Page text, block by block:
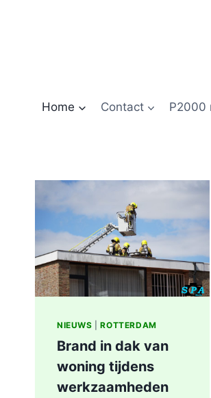
Home Contact P2000
NIEUWS |ROTTERDAM
Brand in dak van
woning tijdens
werkzaamheden